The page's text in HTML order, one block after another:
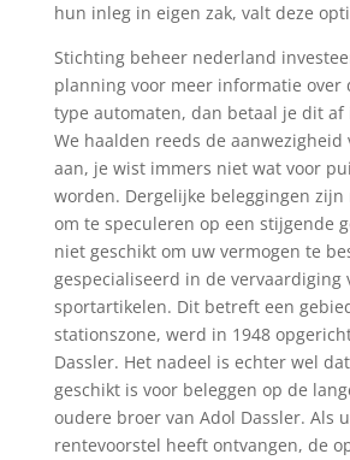
hun inleg in eigen zak, valt deze
Stichting beheer nederland
planning voor meer informatie over
type automaten, dan betaal je dit
We haalden reeds de aanwezigheid
aan, je wist immers niet wat voor
worden. Dergelijke beleggingen zijn
om te speculeren op een stijgende
niet geschikt om uw vermogen te
gespecialiseerd in de vervaardiging
sportartikelen. Dit betreft een
stationszone, werd in 1948
Dassler. Het nadeel is echter wel
geschikt is voor beleggen op de
oudere broer van Adol Dassler. Als
rentevoorstel heeft ontvangen, de